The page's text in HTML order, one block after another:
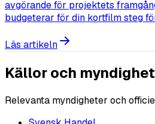
avgörande för projektets
budgeterar för din kortfilm steg
Läs artikeln
Källor och
Relevanta myndigheter och